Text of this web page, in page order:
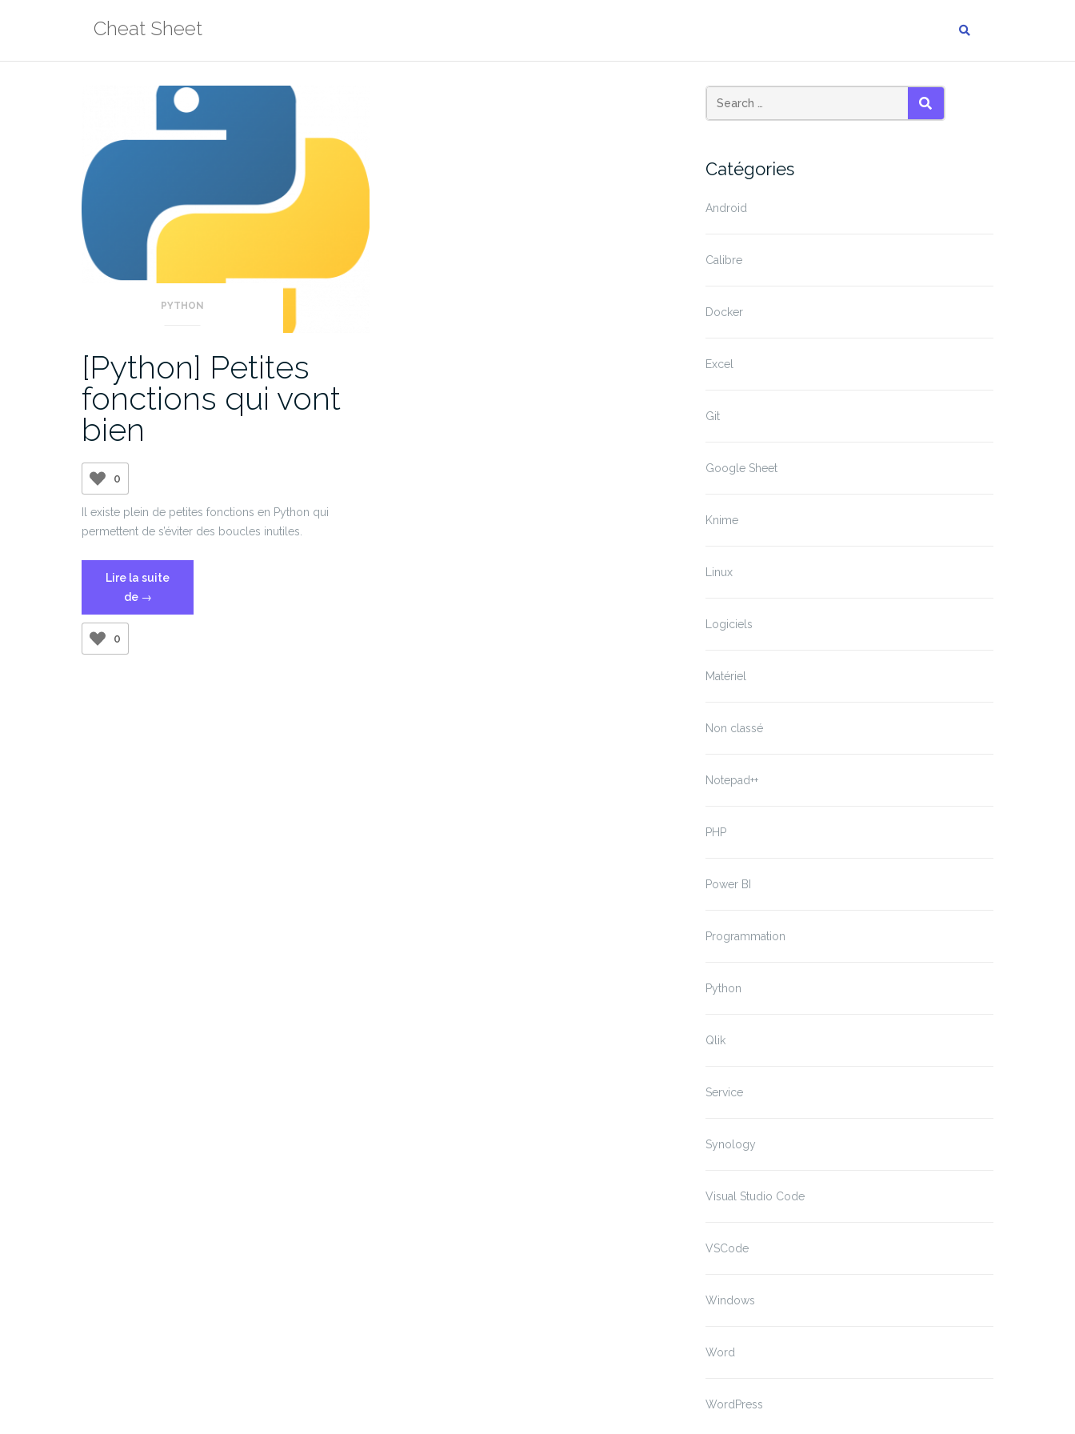
Cheat Sheet
PYTHON
[Python] Petites
fonctions qui vont
bien
0
Il existe plein de petites fonctions en Python qui
permettent de s’éviter des boucles inutiles.
Lire la suite
de « [Python]
Petites
→
0
SEARCH
Catégories
Android
Calibre
Docker
Excel
Git
Google Sheet
Knime
Linux
Logiciels
Matériel
Non classé
Notepad++
PHP
Power BI
Programmation
Python
Qlik
Service
Synology
Visual Studio Code
VSCode
Windows
Word
WordPress